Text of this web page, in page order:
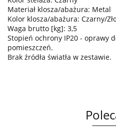
Materiał klosza/abażura: Metal
Kolor klosza/abażura: Czarny/
Waga brutto [kg]: 3,5
Stopień ochrony IP20 - oprawy
pomieszczeń.
Brak źródła światła w zestawie.